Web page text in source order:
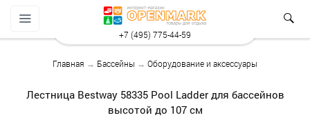
+7 (495) 775-44-59
Главная → Бассейны → Оборудование и аксессуары
Лестница Bestway 58335 Pool Ladder для бассейнов
высотой до 107 см